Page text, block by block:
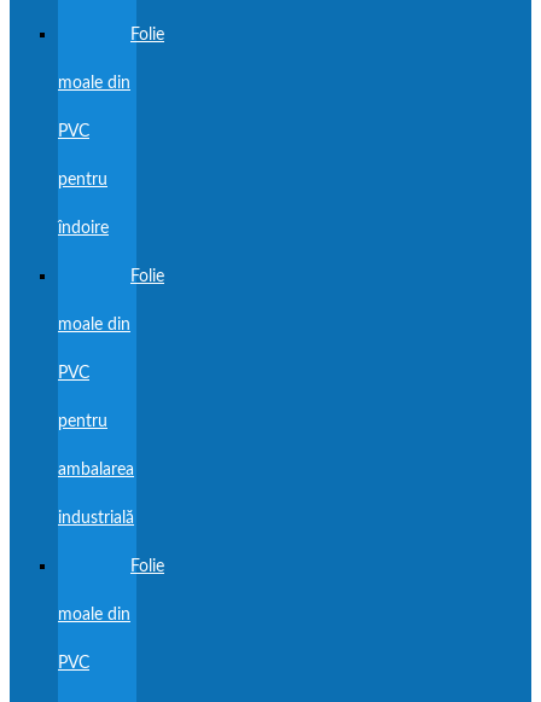
Folie
moale din
PVC
pentru
îndoire
Folie
moale din
PVC
pentru
ambalarea
industrială
Folie
moale din
PVC